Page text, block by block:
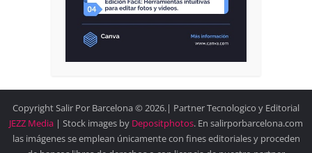
Copyright Salir Por Barcelona © 2026.| Partner Tecnologico y Editorial
JEZZ Media | Stock images by Depositphotos. En salirporbarcelona.com
las imágenes se emplean únicamente con fines editoriales y proceden